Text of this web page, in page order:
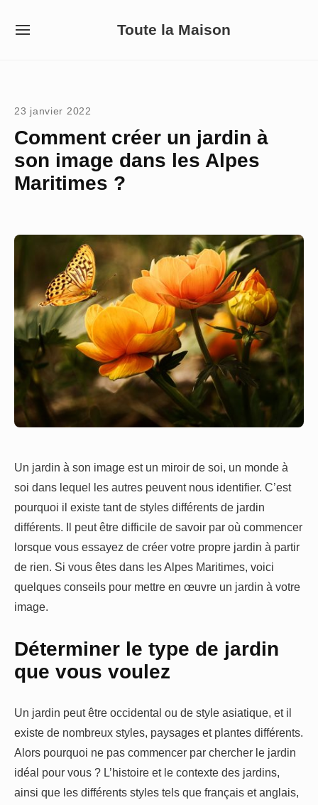
Toute la Maison
SITE
23 janvier 2022
Comment créer un jardin à
son image dans les Alpes
Maritimes ?
Un jardin à son image est un miroir de soi, un monde à
soi dans lequel les autres peuvent nous identifier. C’est
pourquoi il existe tant de styles différents de jardin
différents. Il peut être difficile de savoir par où commencer
lorsque vous essayez de créer votre propre jardin à partir
de rien. Si vous êtes dans les Alpes Maritimes, voici
quelques conseils pour mettre en œuvre un jardin à votre
image.
Déterminer le type de jardin
que vous voulez
Un jardin peut être occidental ou de style asiatique, et il
existe de nombreux styles, paysages et plantes différents.
Alors pourquoi ne pas commencer par chercher le jardin
idéal pour vous ? L’histoire et le contexte des jardins,
ainsi que les différents styles tels que français et anglais,